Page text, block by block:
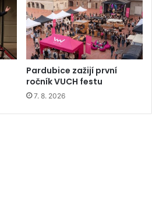
Pardubice zažijí první
ročník VUCH festu
7. 8. 2026